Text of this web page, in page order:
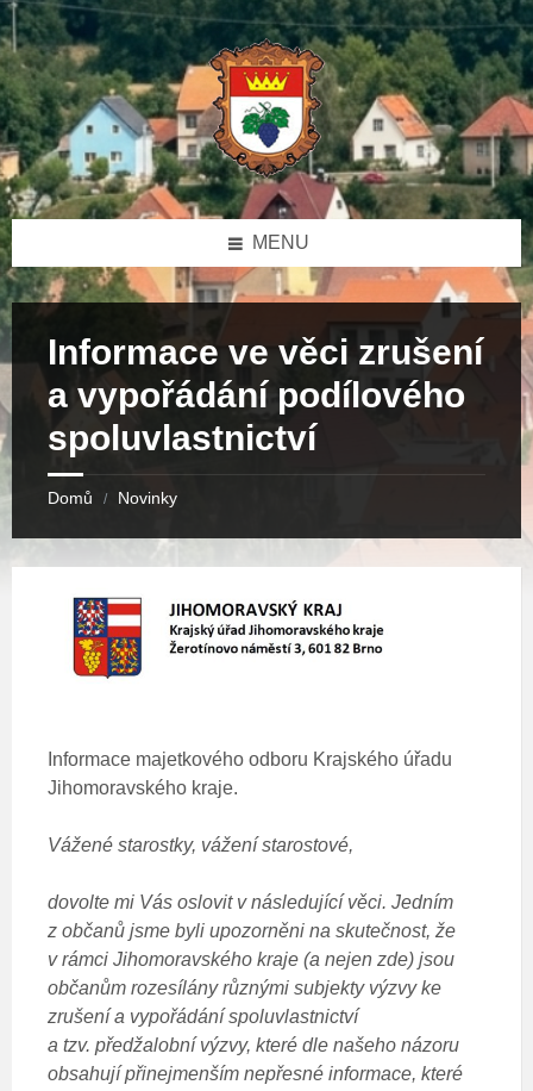
Skip
to
content
Skip
to
left
sidebar
Skip
to
footer
MENU
Informace ve věci zrušení
a vypořádání podílového
spoluvlastnictví
Domů / Novinky
Informace majetkového odboru Krajského úřadu
Jihomoravského kraje.
Vážené starostky, vážení starostové,
dovolte mi Vás oslovit v následující věci. Jedním
z občanů jsme byli upozorněni na skutečnost, že
v rámci Jihomoravského kraje (a nejen zde) jsou
občanům rozesílány různými subjekty výzvy ke
zrušení a vypořádání spoluvlastnictví
a tzv. předžalobní výzvy, které dle našeho názoru
obsahují přinejmenším nepřesné informace, které